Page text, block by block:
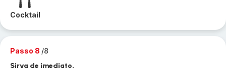
Cocktail
Passo 8 /8
Sirva de imediato.